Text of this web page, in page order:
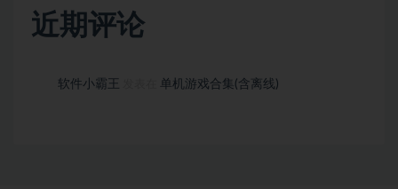
近期评论
软件小霸王 单机游戏合集(含离线)